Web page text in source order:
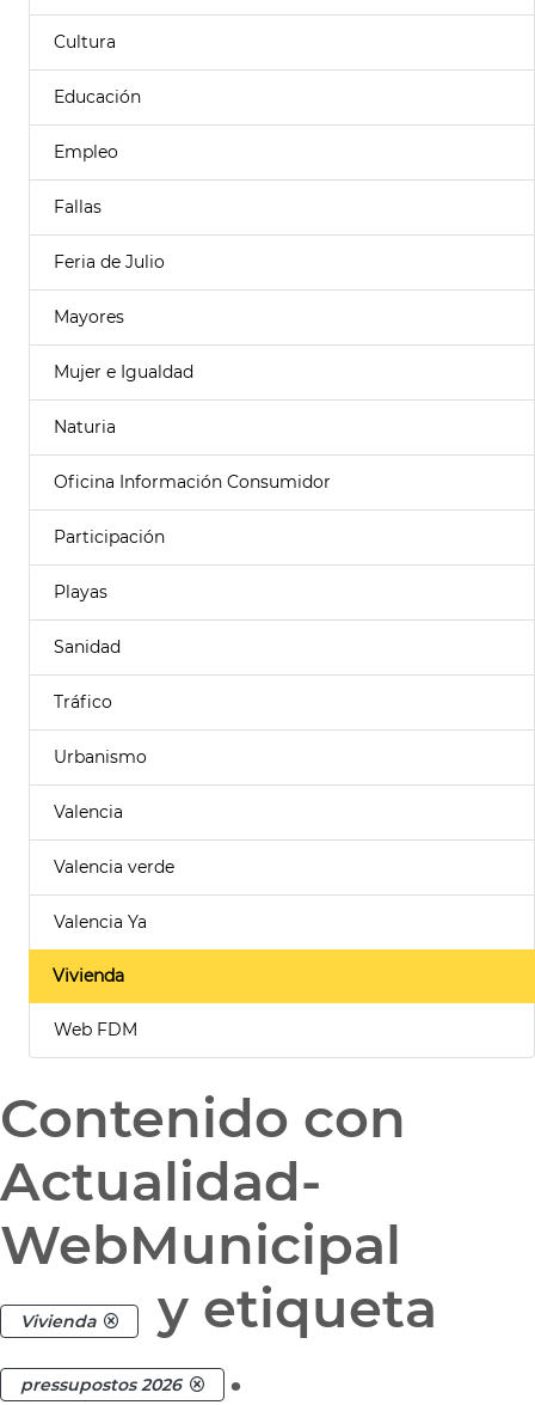
Cultura
Educación
Empleo
Fallas
Feria de Julio
Mayores
Mujer e Igualdad
Naturia
Oficina Información Consumidor
Participación
Playas
Sanidad
Tráfico
Urbanismo
Valencia
Valencia verde
Valencia Ya
Vivienda
Web FDM
Contenido con
Actualidad-
WebMunicipal
Vivienda y etiqueta
pressupostos 2026 .